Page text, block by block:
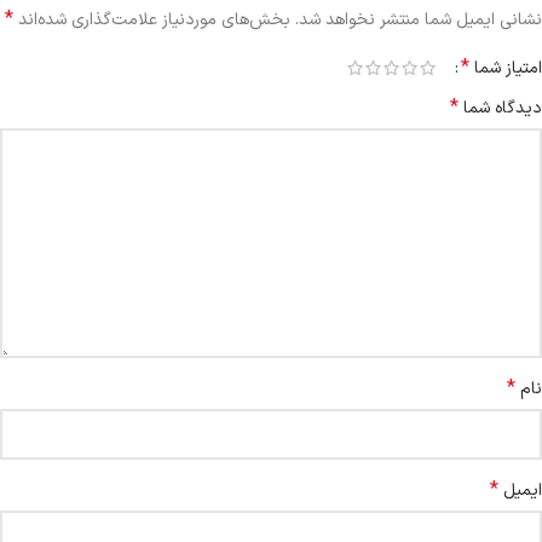
نشانی ایمیل شما منتشر نخواهد شد. بخش‌های موردنیاز علامت‌گذاری شده‌اند*
امتیاز شما*
دیدگاه شما*
نام*
ایمیل *